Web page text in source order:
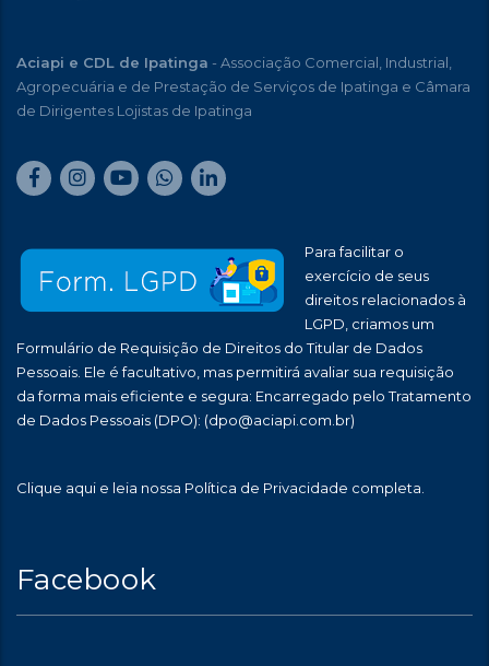
Aciapi e CDL de Ipatinga - Associação Comercial, Industrial,
Agropecuária e de Prestação de Serviços de Ipatinga e Câmara
de Dirigentes Lojistas de Ipatinga
Para facilitar o
exercício de seus
direitos relacionados à
LGPD, criamos um
Formulário de Requisição de Direitos do Titular de Dados
Pessoais. Ele é facultativo, mas permitirá avaliar sua requisição
da forma mais eficiente e segura: Encarregado pelo Tratamento
de Dados Pessoais (DPO): (dpo@aciapi.com.br)
Clique aqui e leia nossa Política de Privacidade completa.
Facebook